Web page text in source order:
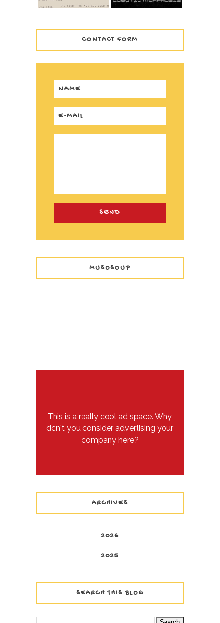
CONTACT FORM
MUSOSOUP
This is a really cool ad space. Why
don't you consider advertising your
company here?
ARCHIVES
2026
2025
SEARCH THIS BLOG